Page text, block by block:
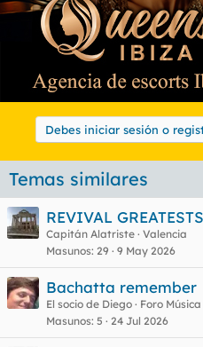
Debes iniciar sesión o
Temas similares
REVIVAL
Capitán Alatriste Valencia
Masunos 29 9 May 2026
Bachatta remember
El socio de Diego
Foro Música
Masunos 5 24 Jul 2026